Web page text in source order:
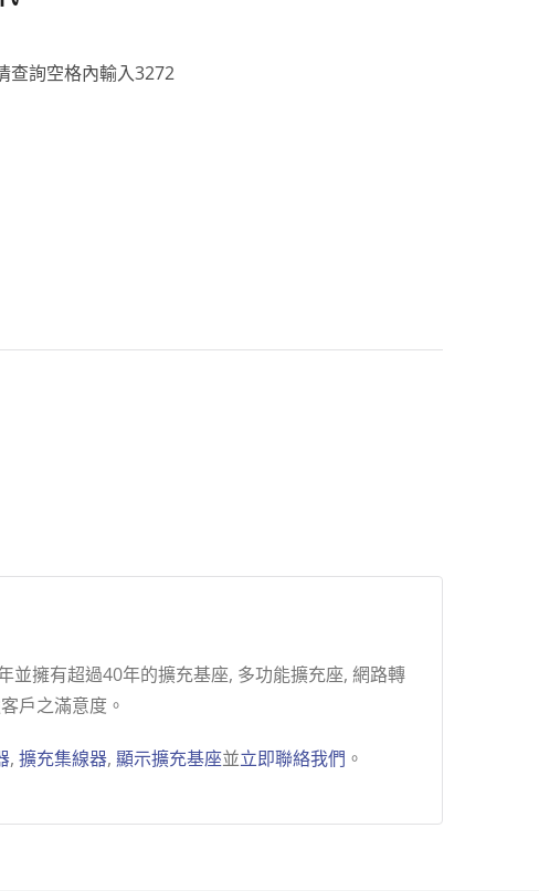
查詢空格內輸入3272
擁有超過40年的擴充基座, 多功能擴充座, 網路轉
戶之滿意度。
, 擴充集線器, 顯示擴充基座並立即聯絡我們 。